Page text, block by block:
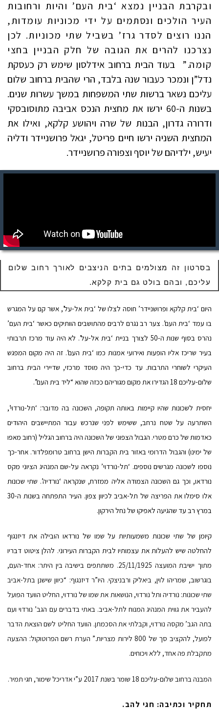
ובקרבת הבניין נמצא ‘בית העם’ והיות ורחובות
העיר הולכים ונסתמים על ידי מכוניות עומדות,
הננו רוצים לסדר גרז’ בשביל שתי מכוניות. לכן
נצרכנו להרים את הגובה של חלק הבניין בחצי
קומה.”
בעוד הבית ברחוב אידלסון שימש רק כעסקת
נדל”ן ונמכר כעבור שנה בלבד, הרי שהבית ברחוב שלום
עליכם נשאר ברשות שתי המשפחות במשך עשרות שנים.
בשנות ה-60 ירשו את מחצית הנכס אביבה מתוסובסקי
ודרורה גדרון, הבנות של שרה ויהושע קלקא, ואילו את
המחצית השניה ירשו חיים פריטל, יגאל פרושניידר ודליה
יעיש, ילדיהם של יוסף וצפורה פרושניידר.
בסרטון זה מצולמים בתים הניצבים לאורך רחוב שלום
עליכם, ובהם בולט גם בית קלקא.
היום ‘בית קלקא ופרושניידר’ חוסה לצלו של ‘בית אל-על’, אשר קם על המגרש
בו עמד ‘בית העם’. צער רב נגרם לרבים מהתושבים הוותיקים כאשר ‘בית העם’
נהרס בסוף שנות ה-50 לצורך בניית ‘בית אל-על’. לא היה עוד מרכז תרבותי
בעיר שריכז אליו הופעות ואירועי אמנות כמו ‘בית העם’. זה היה מקום המפגש
העיקרי לשוחרי התרבות. עד כדי-כך היה מוסד מרכזי, שדיירי הבית ברחוב
שלום-עליכם 18 הגדירו את מקום מגוריהם ככזה שהוא “ליד בית העם”.
יחסית לשכונות שהיו קיימות באותה תקופה, השכונה בה מדובר: ‘תל-נורדוי’,
השתרעה על שטח נרחב, ששימש לפני שנרכש עבור המתיישבים היהודים
כאדמות של כרם מטרי. הגבול הצפוני של השכונה היה ברחוב הגליל (רחוב מאפו
של ימינו) והגבול הדרומי באזור בית הקברות הישן ברחוב טרומפלדור. אחר-כך
נוספו לשכונה מגרשים נוספים. ‘תל-נורדוי’ נקראה על-שם המנהיג הציוני מקס
נורדאו, וכך גם השכונה הצמודה אליה ממזרח, שנקראה ‘נורדיה’. שתי שכונות
אלו סימלו את הפריצה של תל-אביב לכיוון צפון. העיר התפתחה בשנות ה-30
במרץ רב עד שהגיעה לאפיקו של נחל הירקון.
קיומן של שתי שכונות משמעותיות על שמו של נורדאו הובילה את דיזנגוף
להחלטה שיש להעלות את עצמותיו לבית הקברות העירוני. להלן ציטוט דבריו
מתוך ישיבת המועצה 25/11/1925. משתתפים בישיבה בין היתר: אחד-העם,
בוגרשוב, שמריהו לוין, ביאליק ורבניצקי. היו”ר דיזנגוף: “כיוון שישנן בתל-אביב
שתי שכונות: נורדיה ותל נורדוי, הנושאות את שמו של נורדוי, החליט הוועד הפועל
להעביר את גווית המנהיג המנוח לתל-אביב. באתי בדברים עם הגב’ נורדוי ועם
בתה הגב’ מקסה נורדוי, וקבלתי את הסכמתן. הוועד החליט לשם הוצאת הדבר
לפועל, להקציב סך של 800 לירות מצריות.” הערת רשם הפרוטוקול: ההצעה
מתקבלת פה אחד, ללא ויכוחים.
המבנה ברחוב שלום-עליכם 18 שומר בשנת 2017 ע”י אדריכל שימור, חגי תמיר.
תחקיר וכתיבה: חגי להב.